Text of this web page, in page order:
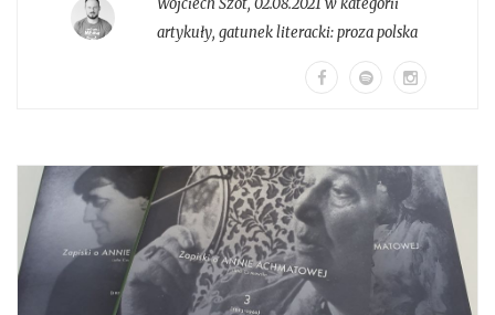
Wojciech Szot, 02.08.2021 w kategorii
artykuły, gatunek literacki:proza polska